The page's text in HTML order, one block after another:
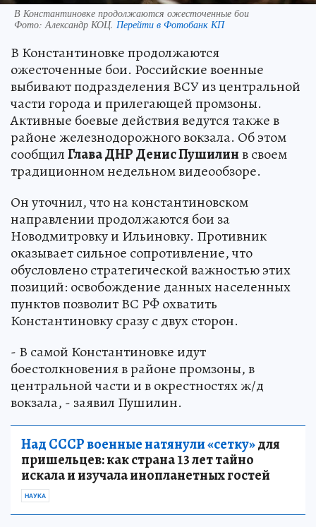
В Константиновке продолжаются ожесточенные бои
Фото:Александр КОЦ. Перейти в Фотобанк КП
В Константиновке продолжаются
ожесточенные бои. Российские военные
выбивают подразделения ВСУ из центральной
части города и прилегающей промзоны.
Активные боевые действия ведутся также в
районе железнодорожного вокзала. Об этом
сообщилГлава ДНР Денис Пушилинв своем
традиционном недельном видеообзоре.
Он уточнил, что на константиновском
направлении продолжаются бои за
Новодмитровку и Ильиновку. Противник
оказывает сильное сопротивление, что
обусловлено стратегической важностью этих
позиций: освобождение данных населенных
пунктов позволит ВС РФ охватить
Константиновку сразу с двух сторон.
- В самой Константиновке идут
боестолкновения в районе промзоны, в
центральной части и в окрестностях ж/д
вокзала, - заявил Пушилин.
Над СССР военные натянули «сетку»для
пришельцев: как страна 13 лет тайно
искала и изучала инопланетных гостей
НАУКА